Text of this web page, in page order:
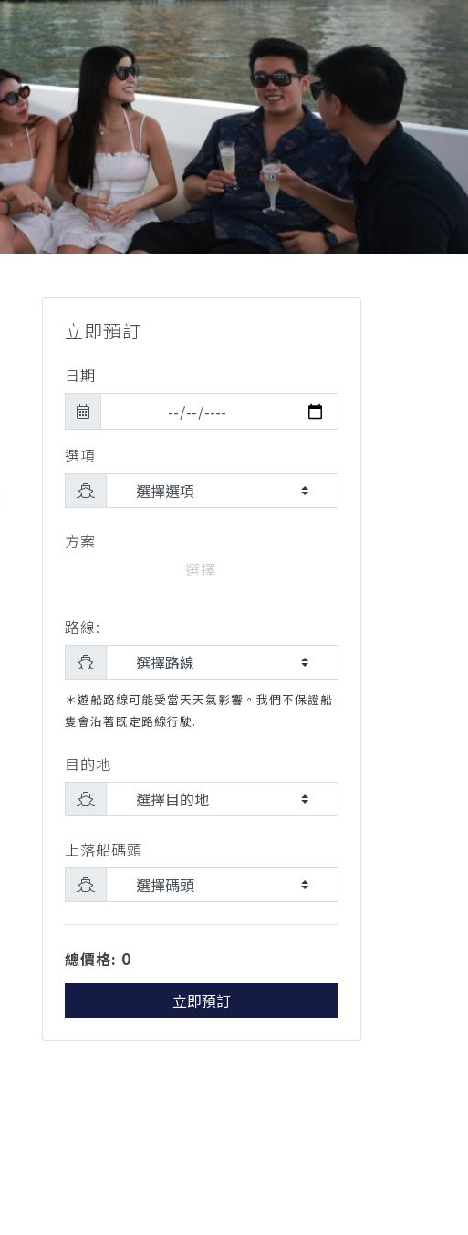
立即預訂
日期
選項
方案
選擇
路線:
＊遊船路線可能受當天天氣影響。我們不保證船
隻會沿著既定路線行駛.
目的地
上落船碼頭
總價格: 0
立即預訂